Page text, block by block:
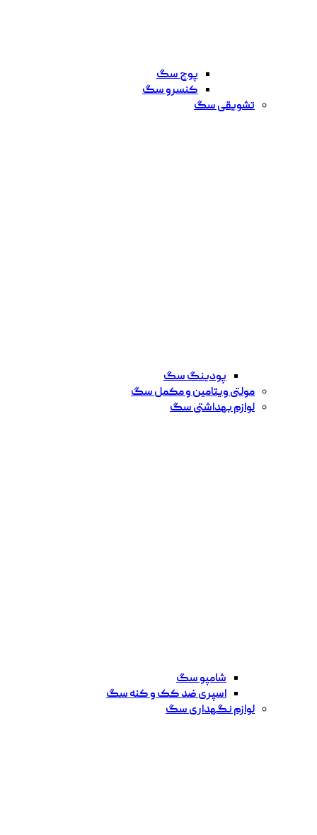
پوچ سگ
کنسرو سگ
تشویقی سگ
پودینگ سگ
مولتی ویتامین و مکمل سگ
لوازم بهداشتی سگ
شامپو سگ
اسپری ضد کک و کنه سگ
لوازم نگهداری سگ